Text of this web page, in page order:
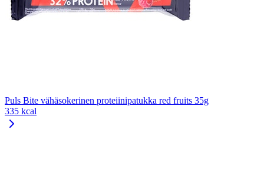
Puls Bite vähäsokerinen proteiinipatukka red fruits 35g
335 kcal